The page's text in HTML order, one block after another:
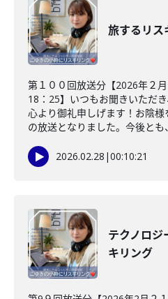
旅するリス
第１００回放送分【2026年２
18：25】いつもお聞きいただき
心より御礼申しげます！お陰
の放送となりました。今後とも
2026.02.28 |00:10:21
テクノロジ
キリング